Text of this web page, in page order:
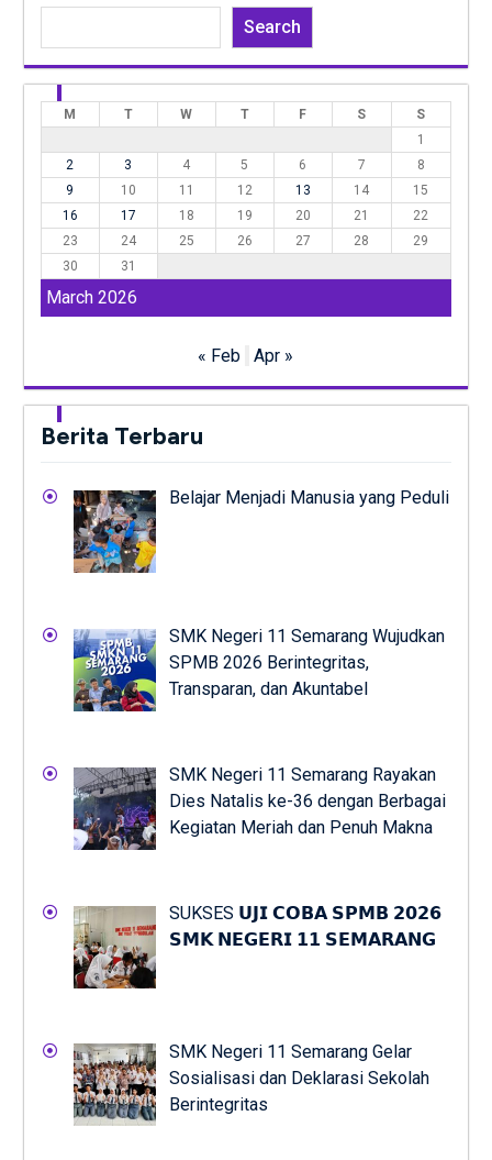
Search
March 2026
M T W T F S
S
1
2
3 4 5 6 7
8
9
10 11 12 13 14
15
16
17 18 19 20 21
22
23
24 25 26 27 28
29
30
31
« Feb Apr »
Berita Terbaru
Belajar Menjadi Manusia yang Peduli
SMK Negeri 11 Semarang Wujudkan
SPMB 2026 Berintegritas,
Transparan, dan Akuntabel
SMK Negeri 11 Semarang Rayakan
Dies Natalis ke-36 dengan Berbagai
Kegiatan Meriah dan Penuh Makna
SUKSES 𝗨𝗝𝗜 𝗖𝗢𝗕𝗔 𝗦𝗣𝗠𝗕 𝟮𝟬𝟮𝟲
𝗦𝗠𝗞 𝗡𝗘𝗚𝗘𝗥𝗜 𝟭𝟭 𝗦𝗘𝗠𝗔𝗥𝗔𝗡𝗚
SMK Negeri 11 Semarang Gelar
Sosialisasi dan Deklarasi Sekolah
Berintegritas